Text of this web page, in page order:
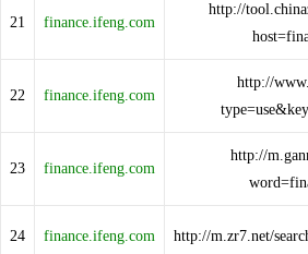
21 finance.ifeng.com
http://
22 finance.ifeng.com
http://
23 finance.ifeng.com
http://
24 finance.ifeng.com http://m.zr7.net/